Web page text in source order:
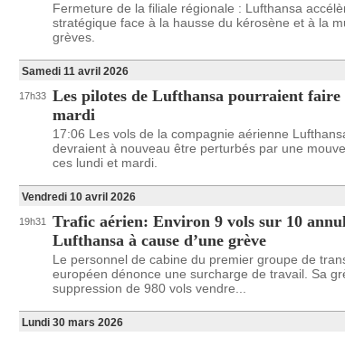
Fermeture de la filiale régionale : Lufthansa
stratégique face à la hausse du kérosène et à la
grèves.
Samedi 11 avril 2026
17h33 Les pilotes de Lufthansa pourraient
mardi
17:06 Les vols de la compagnie aérienne
devraient à nouveau être perturbés par une
ces lundi et mardi.
Vendredi 10 avril 2026
19h31
Trafic aérien: Environ 9 vols sur 10
Lufthansa à cause d’une grève
Le personnel de cabine du premier groupe de
européen dénonce une surcharge de travail. Sa
suppression de 980 vols vendre...
Lundi 30 mars 2026